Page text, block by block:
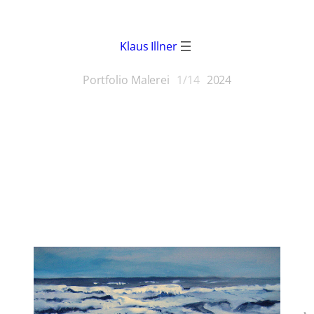
Klaus Illner
Portfolio Malerei 1/14 2024